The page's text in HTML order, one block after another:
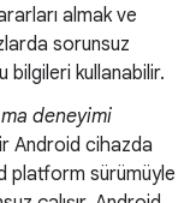
almak ve
sorunsuz
bilgileri kullanabilir.
deneyimi
Android cihazda
platform sürümüyle